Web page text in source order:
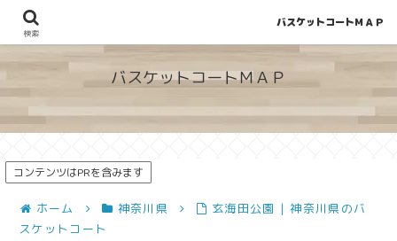
地図から探せる！穴場が見つかるバスケットコート情報
バスケットコートＭＡＰ
コンテンツはPRを含みます
ホーム 神奈川県
玄海田公園 | 神奈川県のバ
スケットコート
検索
バスケットコートＭＡＰ